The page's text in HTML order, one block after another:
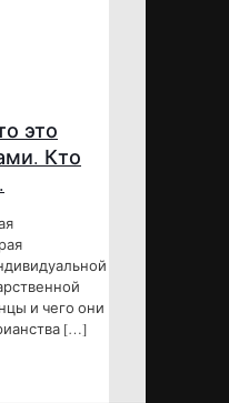
это
Кто
и чего они
[…]